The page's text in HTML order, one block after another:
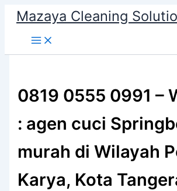
content
Mazaya Cleaning
0819 0555 0991 –
: agen cuci
murah di Wilayah
Karya, Kota